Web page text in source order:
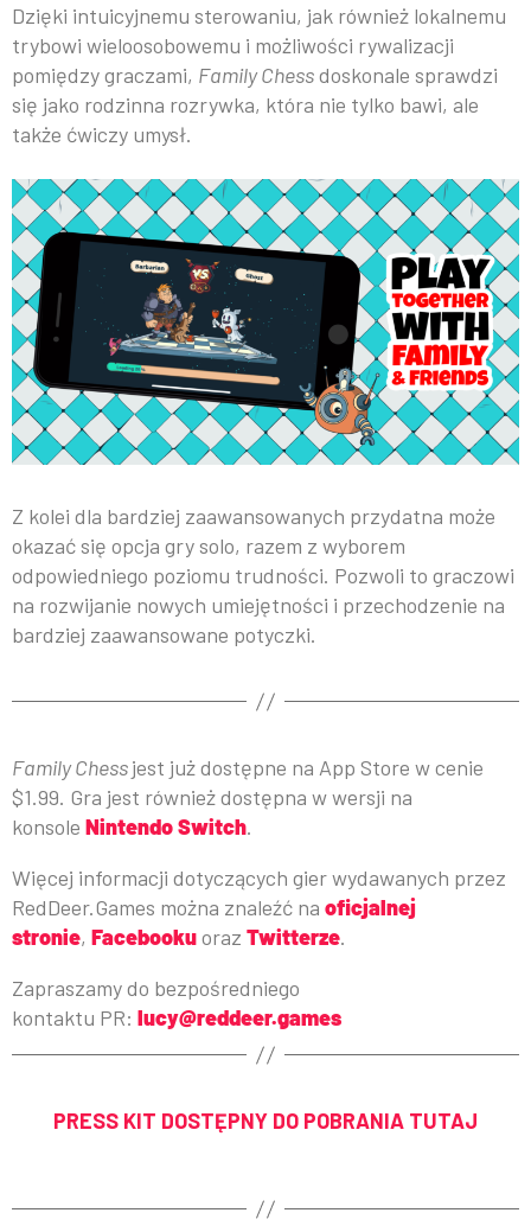
Dzięki intuicyjnemu sterowaniu, jak również lokalnemu
trybowi wieloosobowemu i możliwości rywalizacji
pomiędzy graczami, Family Chessdoskonale sprawdzi
się jako rodzinna rozrywka, która nie tylko bawi, ale
także ćwiczy umysł.
Z kolei dla bardziej zaawansowanych przydatna może
okazać się opcja gry solo, razem z wyborem
odpowiedniego poziomu trudności. Pozwoli to graczowi
na rozwijanie nowych umiejętności i przechodzenie na
bardziej zaawansowane potyczki.
Family Chessjest już dostępne na App Store w cenie
$1.99. Gra jest również dostępna w wersji na
konsole Nintendo Switch.
Więcej informacji dotyczących gier wydawanych przez
RedDeer.Games można znaleźć na oficjalnej
stronie, Facebookuoraz Twitterze.
Zapraszamy do bezpośredniego
kontaktu PR: lucy@reddeer.games
PRESS KIT DOSTĘPNY DO POBRANIA TUTAJ